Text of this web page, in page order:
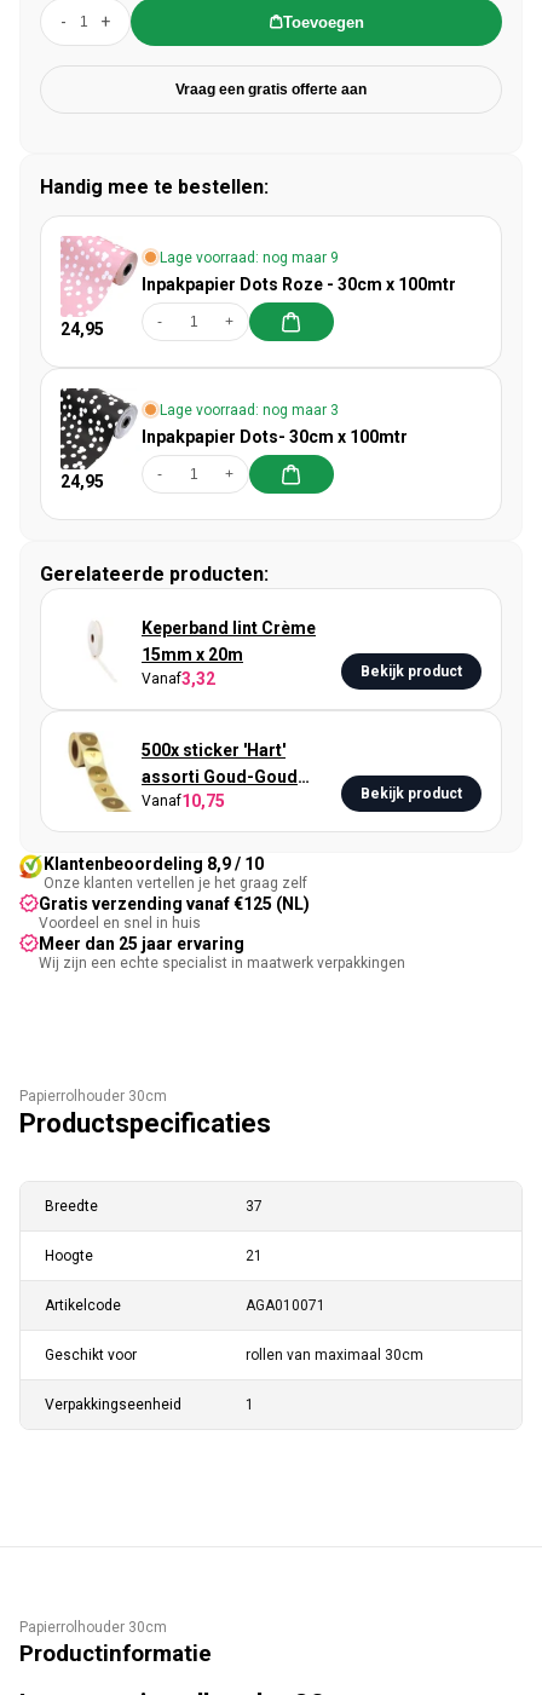
- + Toevoegen
Vraag een gratis offerte aan
Handig mee te bestellen:
24,95
Lage voorraad: nog maar 9
Inpakpapier Dots Roze - 30cm x 100mtr
- +
24,95
Lage voorraad: nog maar 3
Inpakpapier Dots- 30cm x 100mtr
- +
Gerelateerde producten:
Keperband lint Crème
15mm x 20m
Vanaf3,32 Bekijk product
500x sticker 'Hart'
assorti Goud-Goud
40mm
Vanaf10,75 Bekijk product
Klantenbeoordeling 8,9 / 10
Onze klanten vertellen je het graag zelf
Gratis verzending vanaf €125 (NL)
Voordeel en snel in huis
Meer dan 25 jaar ervaring
Wij zijn een echte specialist in maatwerk verpakkingen
Papierrolhouder 30cm
Productspecificaties
Breedte 37
Hoogte 21
Artikelcode AGA010071
Geschikt voor rollen van maximaal 30cm
Verpakkingseenheid 1
Papierrolhouder 30cm
Productinformatie